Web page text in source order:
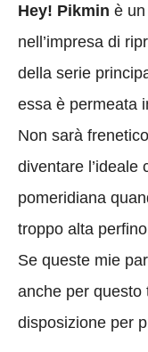
Hey! Pikmin è
nell’impresa di
della serie
essa è permeata
Non sarà
diventare l’ideale
pomeridiana
troppo alta
Se queste mie
anche per questo
disposizione per